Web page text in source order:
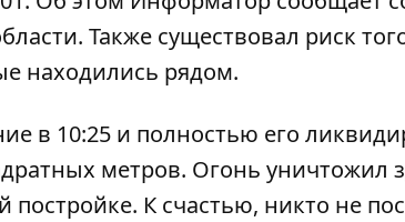
Также существовал риск
находились рядом.
в 10:25 и полностью его
метров. Огонь уничтожил
К счастью, никто не